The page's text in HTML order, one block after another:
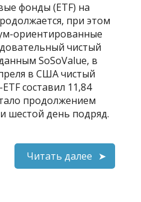
фонды (ETF) на
при этом
ориентированные
чистый
SoSoValue, в
в США чистый
составил 11,84
продолжением
шестой день подряд.
Читать далее